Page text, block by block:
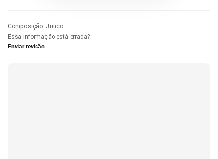
Composição: Junco
Essa informação está errada?
Enviar revisão